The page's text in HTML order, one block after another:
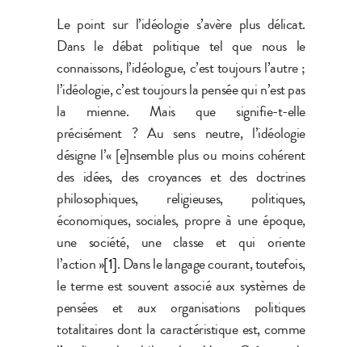
Le point sur l’idéologie s’avère plus délicat.
Dans le débat politique tel que nous le
connaissons, l’idéologue, c’est toujours l’autre ;
l’idéologie, c’est toujours la pensée qui n’est pas
la mienne. Mais que signifie-t-elle
précisément ? Au sens neutre, l’idéologie
désigne l’« [e]nsemble plus ou moins cohérent
des idées, des croyances et des doctrines
philosophiques, religieuses, politiques,
économiques, sociales, propre à une époque,
une société, une classe et qui oriente
l’action »[1]. Dans le langage courant, toutefois,
le terme est souvent associé aux systèmes de
pensées et aux organisations politiques
totalitaires dont la caractéristique est, comme